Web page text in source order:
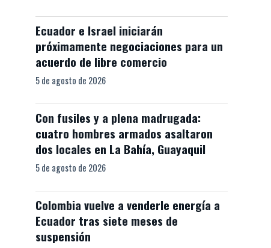
Ecuador e Israel iniciarán
próximamente negociaciones para un
acuerdo de libre comercio
5 de agosto de 2026
Con fusiles y a plena madrugada:
cuatro hombres armados asaltaron
dos locales en La Bahía, Guayaquil
5 de agosto de 2026
Colombia vuelve a venderle energía a
Ecuador tras siete meses de
suspensión